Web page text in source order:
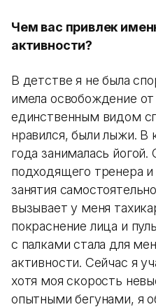
Чем вас привлек
активности?
В детстве я не была
имела освобождение
единственным видом
нравился, были лыжи. В
года занималась
подходящего тренера
занятия
вызывает у меня
покраснение лица и
с палками стала для
активности. Сейчас я
хотя моя скорость
опытными бегунами, я